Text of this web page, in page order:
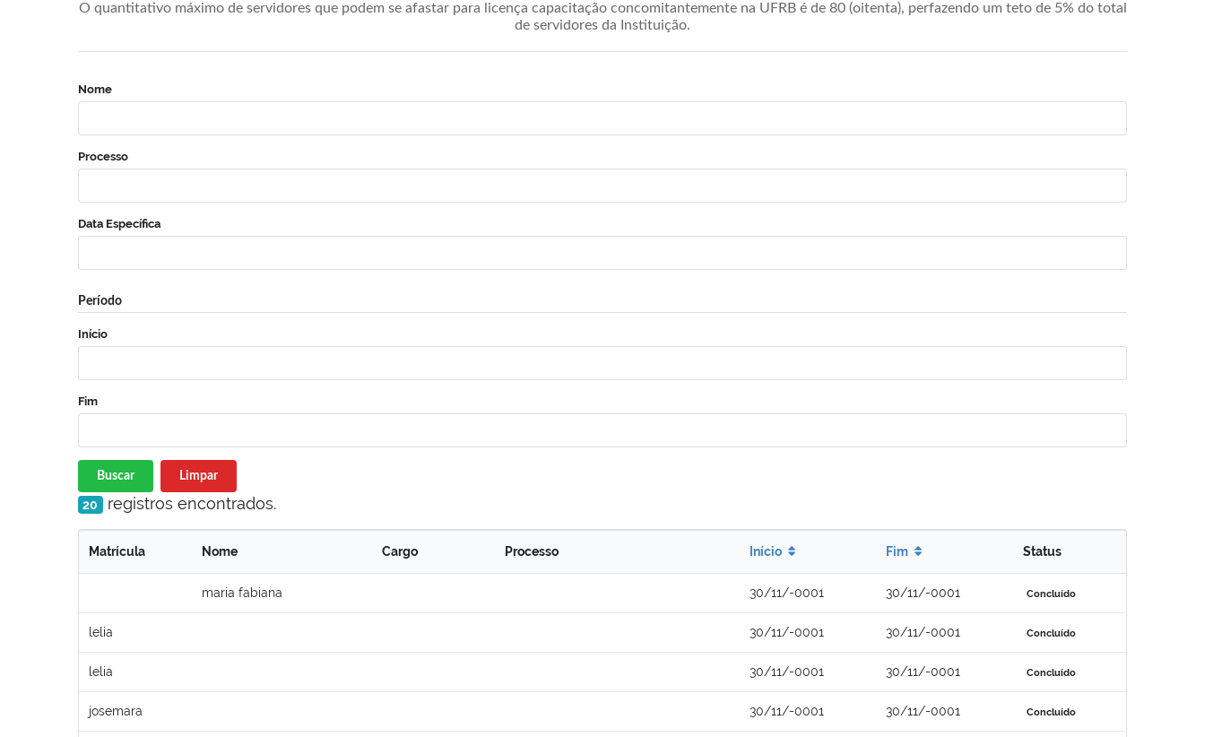
O quantitativo máximo de servidores que podem se afastar para licença capacitação concomitantemente na UFRB é de 80 (oitenta), perfazendo um teto de 5% do total
de servidores da Instituição.
Nome
Processo
Data Específica
Período
Início
Fim
Buscar Limpar
20 registros encontrados.
Matrícula Nome Cargo Processo Início Fim Status
maria fabiana 30/11/-0001 30/11/-0001 Concluído
lelia 30/11/-0001 30/11/-0001 Concluído
lelia 30/11/-0001 30/11/-0001 Concluído
josemara 30/11/-0001 30/11/-0001 Concluído